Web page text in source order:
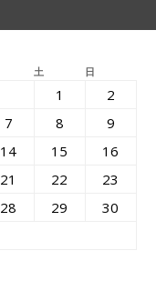
土 日
1
2
7 8
9
14 15
16
21 22
23
28 29
30